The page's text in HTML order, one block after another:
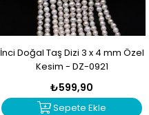
İnci Doğal Taş Dizi 3 x 4 mm Özel
Kesim - DZ-0921
₺599,90
Sepete Ekle